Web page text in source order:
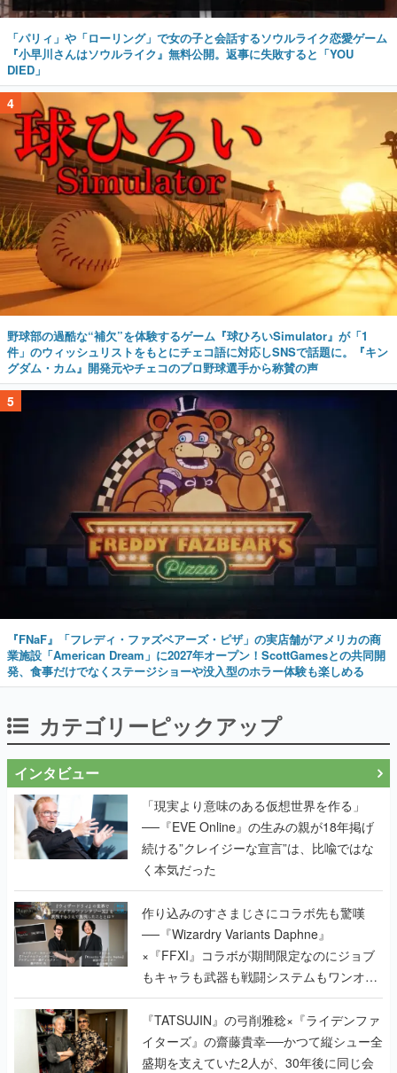
「パリィ」や「ローリング」で女の子と会話するソウルライク恋愛ゲーム
『小早川さんはソウルライク』無料公開。返事に失敗すると「YOU
DIED」
4
野球部の過酷な“補欠”を体験するゲーム『球ひろいSimulator』が「1
件」のウィッシュリストをもとにチェコ語に対応しSNSで話題に。『キン
グダム・カム』開発元やチェコのプロ野球選手から称賛の声
5
『FNaF』「フレディ・ファズベアーズ・ピザ」の実店舗がアメリカの商
業施設「American Dream」に2027年オープン！ScottGamesとの共同開
発、食事だけでなくステージショーや没入型のホラー体験も楽しめる
カテゴリーピックアップ
インタビュー
「現実より意味のある仮想世界を作る」
──『EVE Online』の生みの親が18年掲げ
続ける”クレイジーな宣言”は、比喩ではな
く本気だった
作り込みのすさまじさにコラボ先も驚嘆
──『Wizardry Variants Daphne』
×『FFXI』コラボが期間限定なのにジョブ
もキャラも武器も戦闘システムもワンオフ
で作り込まれた理由を両ディレクターに聞
く
『TATSUJIN』の弓削雅稔×『ライデンファ
イターズ』の齋藤貴幸──かつて縦シュー全
盛期を支えていた2人が、30年後に同じ会